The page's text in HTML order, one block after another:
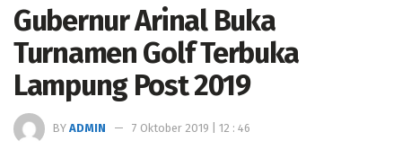
Gubernur Arinal Buka
Turnamen Golf Terbuka
Lampung Post 2019
BY ADMIN 7 Oktober 2019 | 12 : 46